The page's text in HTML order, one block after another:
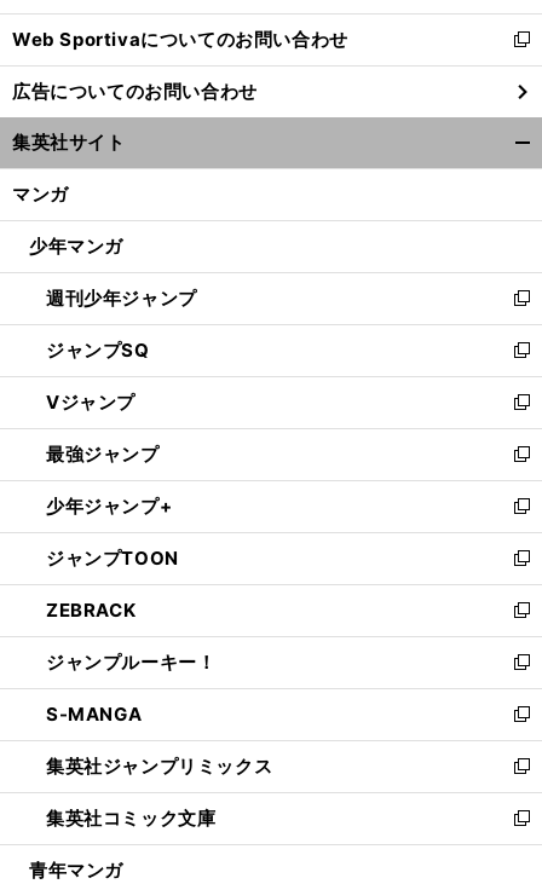
開
く
Web Sportivaについてのお問い合わせ
新
し
い
ウ
ィ
ン
ウ
開
く
広告についてのお問い合わせ
集英社サイト
マンガ
少年マンガ
週刊少年ジャンプ
新
し
い
ウ
ィ
ン
ド
ウ
で
開
く
ジャンプSQ
新
し
い
ウ
ィ
ン
ド
ウ
で
開
く
Vジャンプ
新
し
い
ウ
ィ
ン
ド
ウ
で
開
く
最強ジャンプ
新
し
い
ウ
ィ
ン
ド
ウ
で
開
く
少年ジャンプ+
新
し
い
ウ
ィ
ン
ド
ウ
で
開
く
ジャンプTOON
新
し
い
ウ
ィ
ン
ド
ウ
で
開
く
ZEBRACK
新
し
い
ウ
ィ
ン
ド
ウ
で
開
ジャンプルーキー！
新
し
い
ウ
ィ
ン
ド
ウ
S-MANGA
新
し
い
ウ
ィ
ン
集英社ジャンプリミックス
新
し
い
ウ
集英社コミック文庫
新
し
青年マンガ